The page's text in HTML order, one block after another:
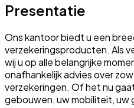
Presentatie
Ons kantoor biedt u een
verzekeringsproducten. Als
wij u op alle belangrijke
onafhankelijk advies over
verzekeringen. Of het nu
gebouwen, uw mobiliteit, uw